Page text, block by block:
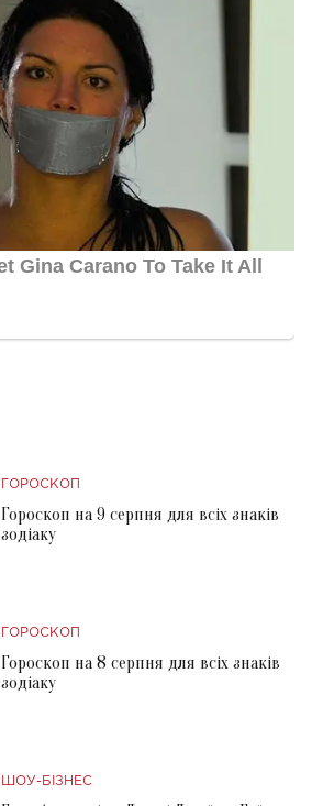
ГОРОСКОП
Гороскоп на 9 серпня для всіх знаків
зодіаку
ГОРОСКОП
Гороскоп на 8 серпня для всіх знаків
зодіаку
ШОУ-БІЗНЕС